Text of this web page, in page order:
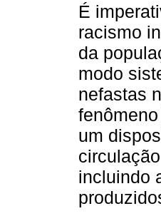
É
racismo
da
modo
nefastas
um
incluindo